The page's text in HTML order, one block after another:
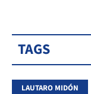
TAGS
LAUTARO MIDÓN